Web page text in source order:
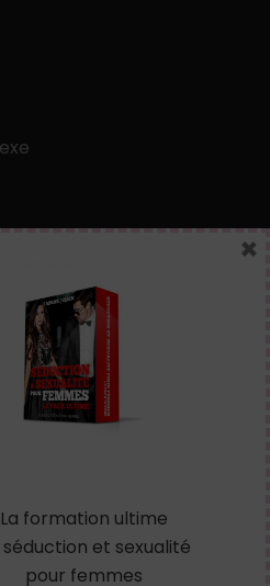
La formation ultime
séduction et sexualité
pour femmes
×